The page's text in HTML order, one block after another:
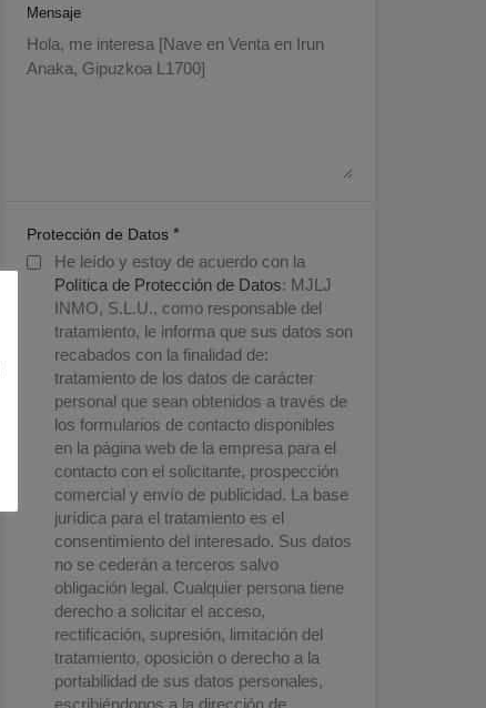
Mensaje
Protección de Datos *
He leído y estoy de acuerdo con la
Política de Protección de Datos: MJLJ
INMO, S.L.U., como responsable del
tratamiento, le informa que sus datos son
recabados con la finalidad de:
tratamiento de los datos de carácter
personal que sean obtenidos a través de
los formularios de contacto disponibles
en la página web de la empresa para el
contacto con el solicitante, prospección
comercial y envío de publicidad. La base
jurídica para el tratamiento es el
consentimiento del interesado. Sus datos
no se cederán a terceros salvo
obligación legal. Cualquier persona tiene
derecho a solicitar el acceso,
rectificación, supresión, limitación del
tratamiento, oposición o derecho a la
portabilidad de sus datos personales,
escribiéndonos a la dirección de